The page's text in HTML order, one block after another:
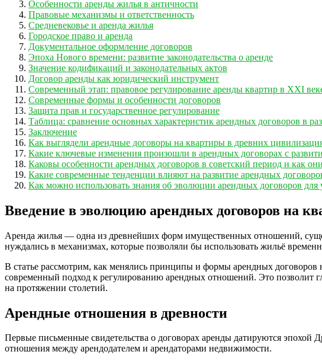
Особенности аренды жилья в античности
Правовые механизмы и ответственность
Средневековье и аренда жилья
Городское право и аренда
Документальное оформление договоров
Эпоха Нового времени: развитие законодательства о аренде
Значение кодификаций и законодательных актов
Договор аренды как юридический инструмент
Современный этап: правовое регулирование аренды квартир в XXI
Современные формы и особенности договоров
Защита прав и государственное регулирование
Таблица: сравнение основных характеристик арендных договоров в
Заключение
Как выглядели арендные договоры на квартиры в древних
Какие ключевые изменения произошли в арендных договорах с
Каковы особенности арендных договоров в советский период и как
Какие современные тенденции влияют на развитие арендных
Как можно использовать знания об эволюции арендных договоров
Введение в эволюцию арендных договоров на
Аренда жилья — одна из древнейших форм имущественных отношений,
нуждались в механизмах, которые позволяли бы использовать жильё
В статье рассмотрим, как менялись принципы и формы арендных
современный подход к регулированию арендных отношений. Это позволит
на протяжении столетий.
Арендные отношения в древности
Первые письменные свидетельства о договорах аренды датируются
отношения между арендодателем и арендаторами недвижимости.